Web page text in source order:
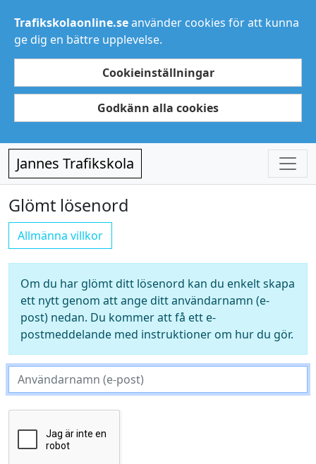
Trafikskolaonline.seanvänder cookies för att kunna
ge dig en bättre upplevelse.
Cookieinställningar
Godkänn alla cookies
Jannes Trafikskola
Glömt lösenord
Allmänna villkor
Om du har glömt ditt lösenord kan du enkelt skapa
ett nytt genom att ange ditt användarnamn (e-
post) nedan. Du kommer att få ett e-
postmeddelande med instruktioner om hur du gör.